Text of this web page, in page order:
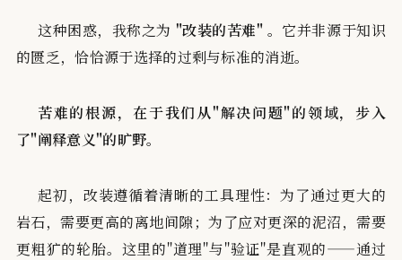
这种困惑，我称之为 "改装的苦难" 。它并非源于知识
的匮乏，恰恰源于选择的过剩与标准的消逝。
苦难的根源，在于我们从"解决问题"的领域，步入
了"阐释意义"的旷野。
起初，改装遵循着清晰的工具理性：为了通过更大的
岩石，需要更高的离地间隙；为了应对更深的泥沼，需要
更粗犷的轮胎。这里的"道理"与"验证"是直观的——通过